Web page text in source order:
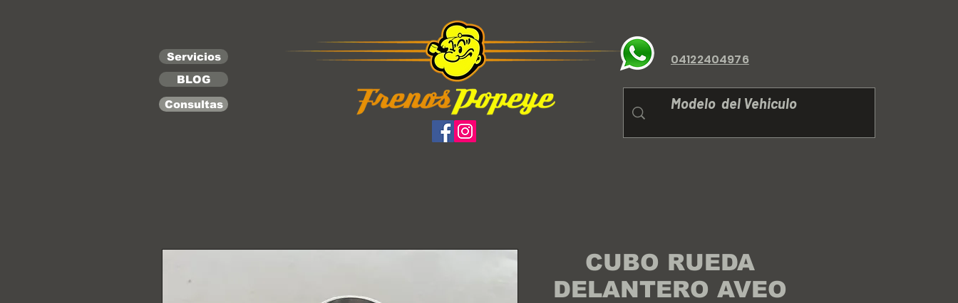
Servicios
BLOG
Consultas
04122404976
CUBO RUEDA
DELANTERO AVEO